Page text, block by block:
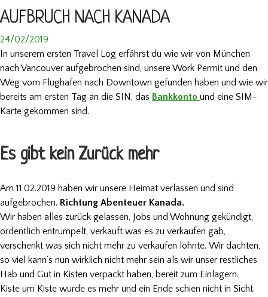
AUFBRUCH NACH KANADA
24/02/2019
In unserem ersten Travel Log erfährst du wie wir von München
nach Vancouver aufgebrochen sind, unsere Work Permit und den
Weg vom Flughafen nach Downtown gefunden haben und wie wir
bereits am ersten Tag an die SIN, das Bankkonto und eine SIM-
Karte gekommen sind.
Es gibt kein Zurück mehr
Am 11.02.2019 haben wir unsere Heimat verlassen und sind
aufgebrochen. Richtung Abenteuer Kanada.
Wir haben alles zurück gelassen, Jobs und Wohnung gekündigt,
ordentlich entrümpelt, verkauft was es zu verkaufen gab,
verschenkt was sich nicht mehr zu verkaufen lohnte. Wir dachten,
so viel kann’s nun wirklich nicht mehr sein als wir unser restliches
Hab und Gut in Kisten verpackt haben, bereit zum Einlagern.
Kiste um Kiste wurde es mehr und ein Ende schien nicht in Sicht.